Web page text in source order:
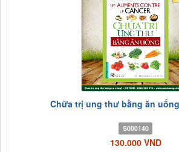
Chữa trị ung thư bằng ăn
S000140
130.000 VND